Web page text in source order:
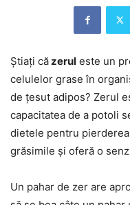
Știați căzerul este un
celulelor grase în
de țesut adipos? Zerul
capacitatea de a potoli
dietele pentru
grăsimile și oferă o
Un pahar de zer are